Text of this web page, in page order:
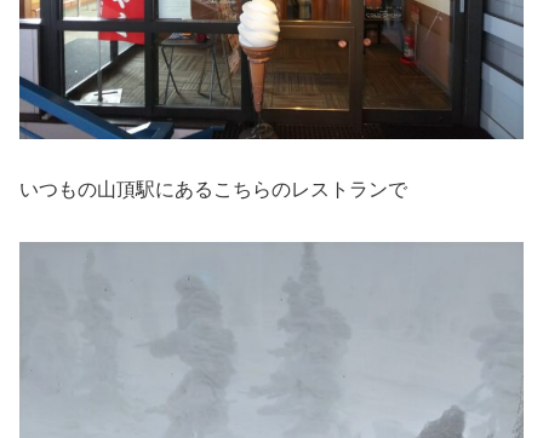
いつもの山頂駅にあるこちらのレストランで